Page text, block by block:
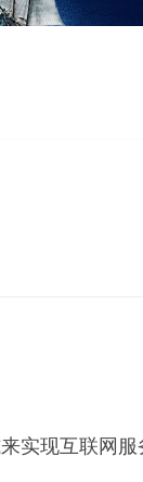
现互联网服